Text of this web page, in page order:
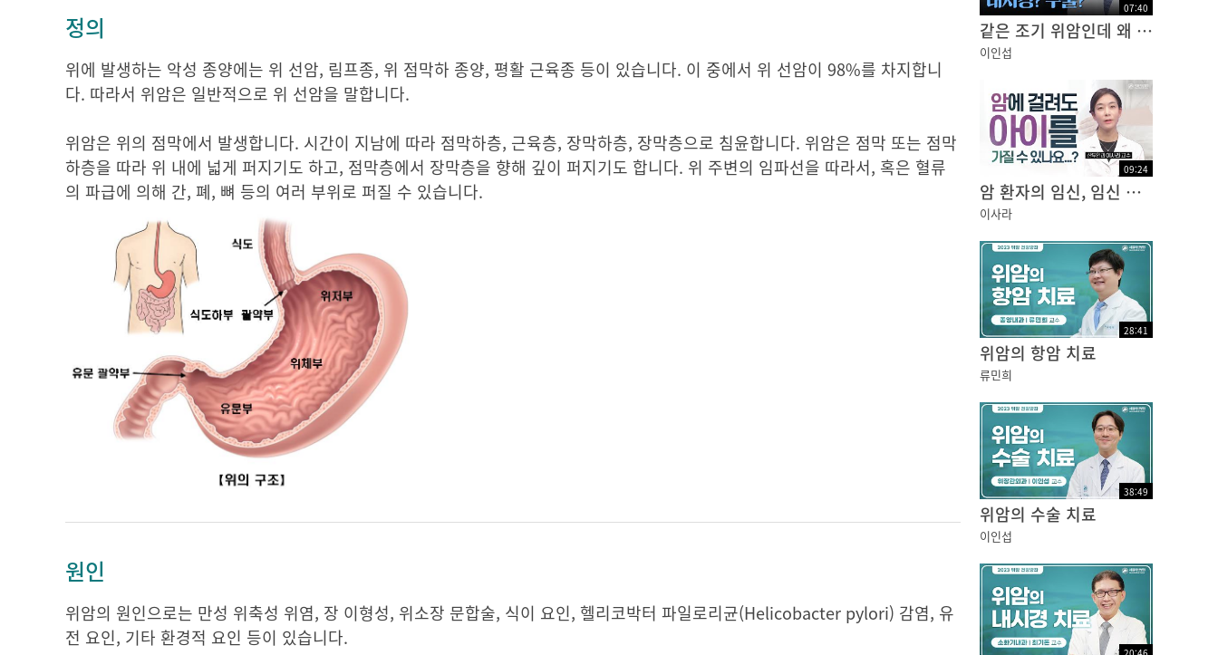
정의
위에 발생하는 악성 종양에는 위 선암, 림프종, 위 점막하 종양, 평활 근육종 등이 있습니다. 이 중에서 위 선암이 98%를 차지합니
다. 따라서 위암은 일반적으로 위 선암을 말합니다.
위암은 위의 점막에서 발생합니다. 시간이 지남에 따라 점막하층, 근육층, 장막하층, 장막층으로 침윤합니다. 위암은 점막 또는 점막
하층을 따라 위 내에 넓게 퍼지기도 하고, 점막층에서 장막층을 향해 깊이 퍼지기도 합니다. 위 주변의 임파선을 따라서, 혹은 혈류
의 파급에 의해 간, 폐, 뼈 등의 여러 부위로 퍼질 수 있습니다.
원인
위암의 원인으로는 만성 위축성 위염, 장 이형성, 위소장 문합술, 식이 요인, 헬리코박터 파일로리균(Helicobacter pylori) 감염, 유
전 요인, 기타 환경적 요인 등이 있습니다.
07:40
같은 조기 위암인데 왜 치료가 다를까? 내시경 vs 수술
이인섭
09:24
암 환자의 임신, 임신 후에 재발된 암... 어떻게 해야할까요?
이사라
28:41
위암의 항암 치료
류민희
38:49
위암의 수술 치료
이인섭